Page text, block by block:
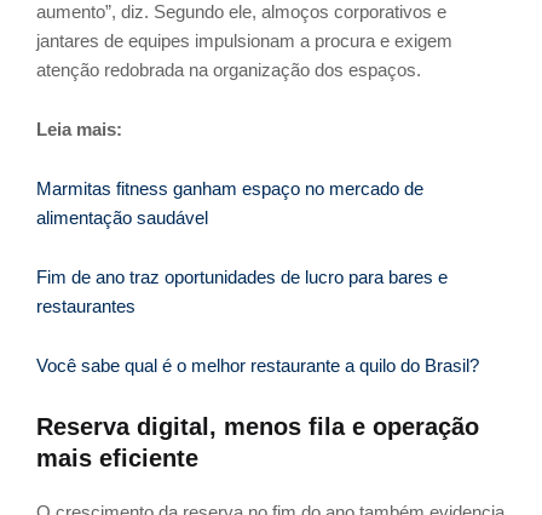
aumento”, diz. Segundo ele, almoços corporativos e
jantares de equipes impulsionam a procura e exigem
atenção redobrada na organização dos espaços.
Leia mais:
Marmitas fitness ganham espaço no mercado de
alimentação saudável
Fim de ano traz oportunidades de lucro para bares e
restaurantes
Você sabe qual é o melhor restaurante a quilo do Brasil?
Reserva digital, menos fila e operação
mais eficiente